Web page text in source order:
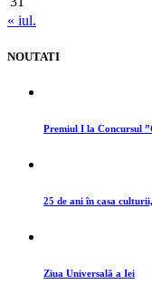
« iul.
NOUTATI
Premiul I la Concursul
25 de ani în casa
Ziua Universală a Iei